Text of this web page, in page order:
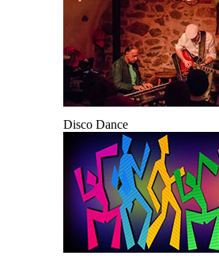
Disco Dance